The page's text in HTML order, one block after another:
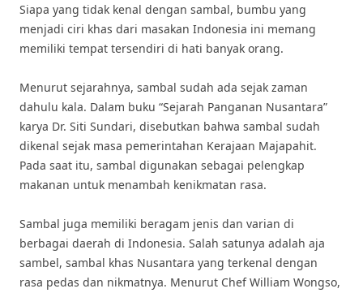
Siapa yang tidak kenal dengan sambal, bumbu yang
menjadi ciri khas dari masakan Indonesia ini memang
memiliki tempat tersendiri di hati banyak orang.
Menurut sejarahnya, sambal sudah ada sejak zaman
dahulu kala. Dalam buku “Sejarah Panganan Nusantara”
karya Dr. Siti Sundari, disebutkan bahwa sambal sudah
dikenal sejak masa pemerintahan Kerajaan Majapahit.
Pada saat itu, sambal digunakan sebagai pelengkap
makanan untuk menambah kenikmatan rasa.
Sambal juga memiliki beragam jenis dan varian di
berbagai daerah di Indonesia. Salah satunya adalah aja
sambel, sambal khas Nusantara yang terkenal dengan
rasa pedas dan nikmatnya. Menurut Chef William Wongso,